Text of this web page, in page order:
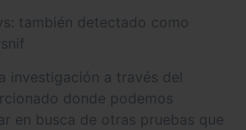
también detectado como
investigación a través del
donde podemos
en busca de otras pruebas que